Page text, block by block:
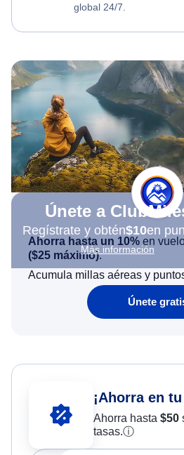
global 24/7.
Únete a
Regístrate y obtén$10en
Más información
Ahorra hasta un 10% en
($25 máximo).
Acumula millas aéreas y
Únete
¡Ahorra en
Ahorra hasta $50
tasas.ⓘ